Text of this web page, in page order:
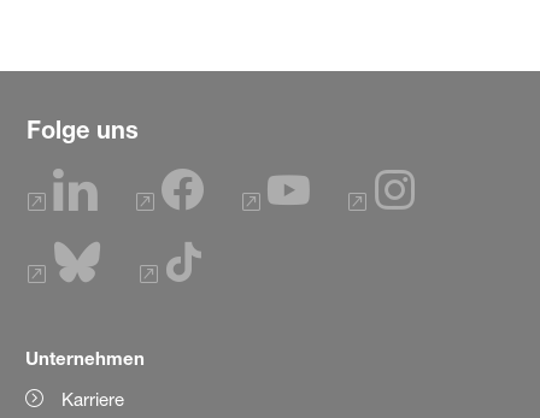
Folge uns
Unternehmen
Karriere